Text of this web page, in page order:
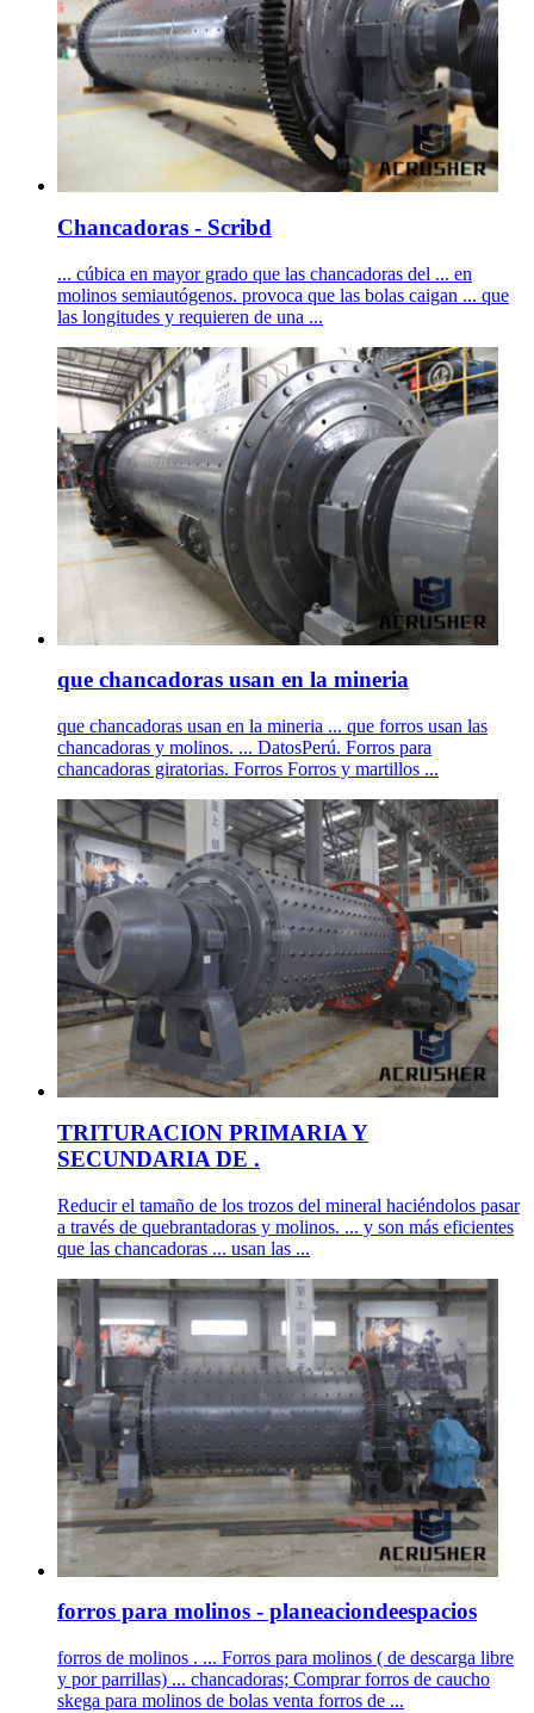
Chancadoras - Scribd
... cúbica en mayor grado que las chancadoras del ... en
molinos semiautógenos. provoca que las bolas caigan ... que
las longitudes y requieren de una ...
que chancadoras usan en la mineria
que chancadoras usan en la mineria ... que forros usan las
chancadoras y molinos. ... DatosPerú. Forros para
chancadoras giratorias. Forros Forros y martillos ...
TRITURACION PRIMARIA Y
SECUNDARIA DE .
Reducir el tamaño de los trozos del mineral haciéndolos pasar
a través de quebrantadoras y molinos. ... y son más eficientes
que las chancadoras ... usan las ...
forros para molinos - planeaciondeespacios
forros de molinos . ... Forros para molinos ( de descarga libre
y por parrillas) ... chancadoras; Comprar forros de caucho
skega para molinos de bolas venta forros de ...